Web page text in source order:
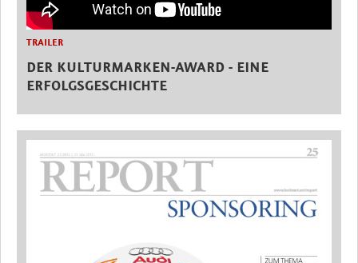
TRAILER
DER KULTURMARKEN-AWARD - EINE
ERFOLGSGESCHICHTE